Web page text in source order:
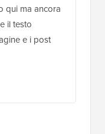
qui ma ancora
il testo
e i post